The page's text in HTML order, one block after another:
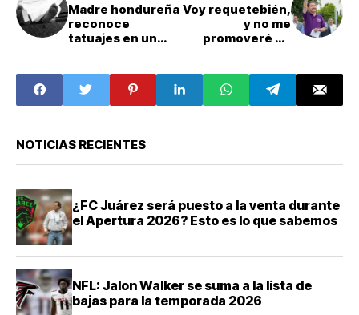
Madre hondureña
reconoce
tatuajes en un
Voy requetebién,
y no me
promoveré en
NOTICIAS RECIENTES
¿FC Juárez será puesto a la venta durante
el Apertura 2026? Esto es lo que sabemos
NFL: Jalon Walker se suma a la lista de
bajas para la temporada 2026